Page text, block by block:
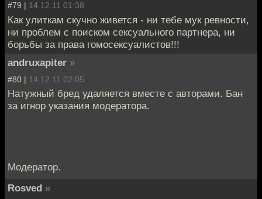
#79 | 14.12.11 01:38
Как улиткам скучно живется - ни тебе мук ревности,
ни проблем с поиском сексуального партнера, ни
борьбы за права гомосексуалистов!!!
andruxapiter »
#80 | 14.12.11 02:05
Натужный бред удаляется вместе с авторами. Бан
за игнор указания модератора.
Модератор.
Rosved »